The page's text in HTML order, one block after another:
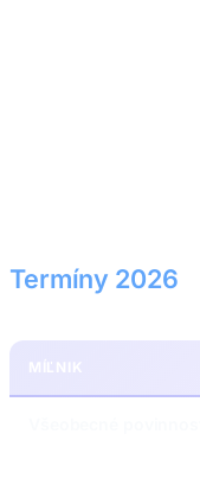
Termíny 2026